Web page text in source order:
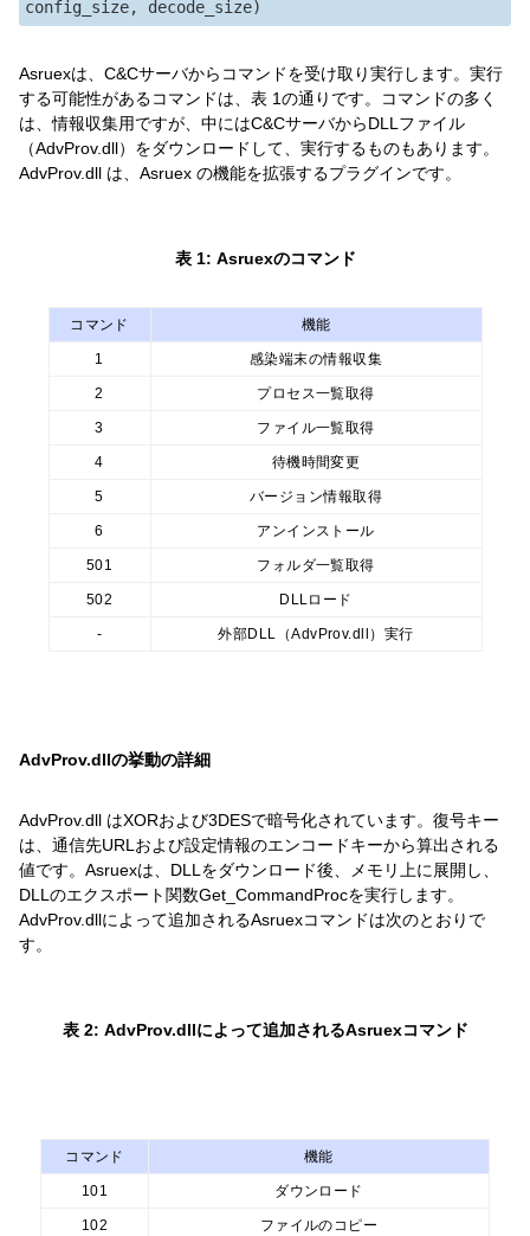
Asruexは、C&Cサーバからコマンドを受け取り実行します。実行
する可能性があるコマンドは、表 1の通りです。コマンドの多く
は、情報収集用ですが、中にはC&CサーバからDLLファイル
（AdvProv.dll）をダウンロードして、実行するものもあります。
AdvProv.dll は、Asruex の機能を拡張するプラグインです。
表 1: Asruexのコマンド
コマンド 機能
1 感染端末の情報収集
2 プロセス一覧取得
3 ファイル一覧取得
4 待機時間変更
5 バージョン情報取得
6 アンインストール
501 フォルダ一覧取得
502 DLLロード
- 外部DLL（AdvProv.dll）実行
AdvProv.dllの挙動の詳細
AdvProv.dll はXORおよび3DESで暗号化されています。復号キー
は、通信先URLおよび設定情報のエンコードキーから算出される
値です。Asruexは、DLLをダウンロード後、メモリ上に展開し、
DLLのエクスポート関数Get_CommandProcを実行します。
AdvProv.dllによって追加されるAsruexコマンドは次のとおりで
す。
表 2: AdvProv.dllによって追加されるAsruexコマンド
コマンド 機能
101 ダウンロード
102 ファイルのコピー